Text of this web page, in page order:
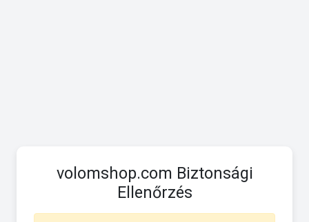
volomshop.com Biztonsági
Ellenőrzés